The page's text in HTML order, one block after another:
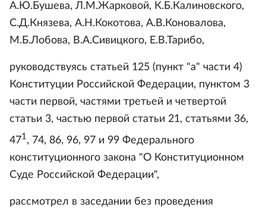
А.Ю.Бушева, Л.М.Жарковой, К.Б.Калиновского,
C.Д.Князева, А.Н.Кокотова, А.В.Коновалова,
М.Б.Лобова, В.А.Сивицкого, Е.В.Тарибо,
руководствуясь статьей 125 (пункт "а" части 4)
Конституции Российской Федерации, пунктом 3
части первой, частями третьей и четвертой
статьи 3, частью первой статьи 21, статьями 36,
471, 74, 86, 96, 97 и 99 Федерального
конституционного закона "О Конституционном
Суде Российской Федерации",
рассмотрел в заседании без проведения